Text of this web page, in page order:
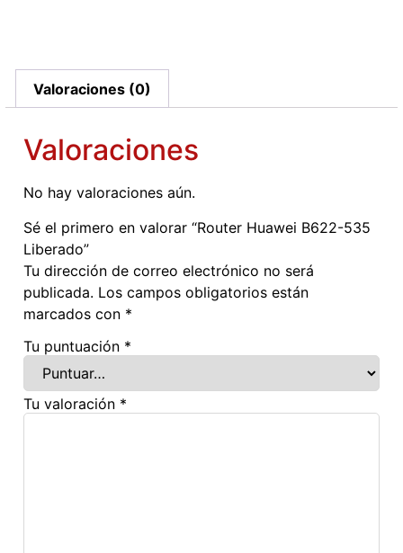
Valoraciones (0)
Valoraciones
No hay valoraciones aún.
Sé el primero en valorar “Router Huawei B622-535
Liberado”
Tu dirección de correo electrónico no será
publicada. Los campos obligatorios están
marcados con *
Tu puntuación *
Tu valoración *